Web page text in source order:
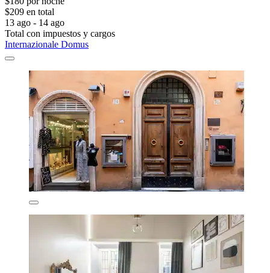
$209 en total
13 ago - 14 ago
Total con impuestos y cargos
Internazionale Domus